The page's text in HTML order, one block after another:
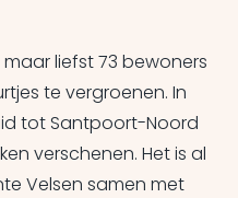
liefst 73 bewoners
te vergroenen. In
tot Santpoort-Noord
verschenen. Het is al
Velsen samen met